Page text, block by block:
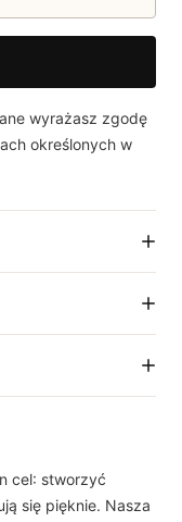
wyrażasz zgodę
określonych w
cel: stworzyć
się pięknie. Nasza